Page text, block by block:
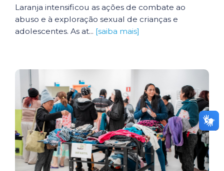
Laranja intensificou as ações de combate ao
abuso e à exploração sexual de crianças e
adolescentes. As at... [saiba mais]